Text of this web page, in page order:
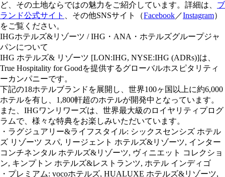
ど、その土地ならではの魅力をご紹介しています。詳細は、 ブ
ランド公式サイト
、その他SNSサイト（Facebook／Instagram）
をご覧ください。
IHGホテルズ&リゾーツ / IHG・ANA・ホテルズグループジャ
パンについて
IHG ホテルズ& リゾーツ [LON:IHG, NYSE:IHG (ADRs)]は、
True Hospitality for Goodを提供するグローバルホスピタリティ
ーカンパニーです。
下記の18ホテルブランドを展開し、世界100ヶ国以上に約6,000
ホテルを有し、1,800軒超のホテルが開発中となっています。
また、IHGワンリワーズは、世界最大級のロイヤリティプログ
ラムで、様々な特典をお楽しみいただいています。
・ラグジュアリー&ライフスタイル: シックスセンシズ ホテル
ズ リゾーツ スパ, リージェント ホテルズ&リゾーツ, インター
コンチネンタル ホテルズ&リゾーツ, ヴィニエット コレクショ
ン, キンプトン ホテルズ&レストランツ, ホテル インディゴ
・プレミアム: vocoホテルズ, HUALUXE ホテルズ&リゾーツ,